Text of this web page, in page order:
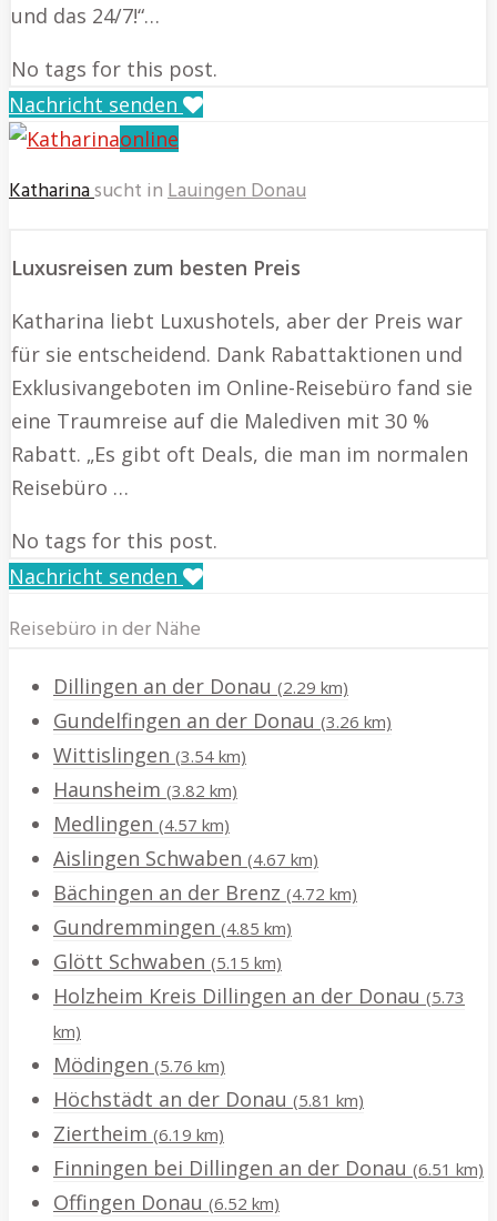
und das 24/7!“…
No tags for this post.
Nachricht senden
online
Katharinasucht inLauingen Donau
Luxusreisen zum besten Preis
Katharina liebt Luxushotels, aber der Preis war
für sie entscheidend. Dank Rabattaktionen und
Exklusivangeboten im Online-Reisebüro fand sie
eine Traumreise auf die Malediven mit 30 %
Rabatt. „Es gibt oft Deals, die man im normalen
Reisebüro …
No tags for this post.
Nachricht senden
Reisebüro in der Nähe
Dillingen an der Donau (2.29 km)
Gundelfingen an der Donau (3.26 km)
Wittislingen (3.54 km)
Haunsheim (3.82 km)
Medlingen (4.57 km)
Aislingen Schwaben (4.67 km)
Bächingen an der Brenz (4.72 km)
Gundremmingen (4.85 km)
Glött Schwaben (5.15 km)
Holzheim Kreis Dillingen an der Donau (5.73
km)
Mödingen (5.76 km)
Höchstädt an der Donau (5.81 km)
Ziertheim (6.19 km)
Finningen bei Dillingen an der Donau (6.51 km)
Offingen Donau (6.52 km)